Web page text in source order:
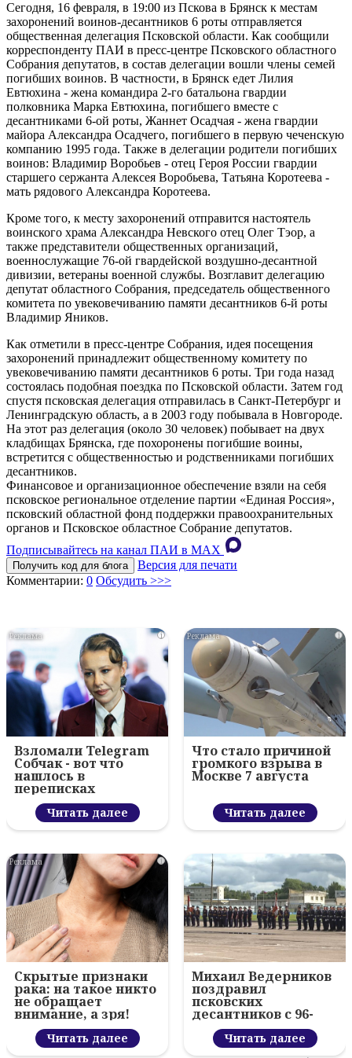
Сегодня, 16 февраля, в 19:00 из Пскова в Брянск к местам
захоронений воинов-десантников 6 роты отправляется
общественная делегация Псковской области. Как сообщили
корреспонденту ПАИ в пресс-центре Псковского областного
Собрания депутатов, в состав делегации вошли члены семей
погибших воинов. В частности, в Брянск едет Лилия
Евтюхина - жена командира 2-го батальона гвардии
полковника Марка Евтюхина, погибшего вместе с
десантниками 6-ой роты, Жаннет Осадчая - жена гвардии
майора Александра Осадчего, погибшего в первую чеченскую
компанию 1995 года. Также в делегации родители погибших
воинов: Владимир Воробьев - отец Героя России гвардии
старшего сержанта Алексея Воробьева, Татьяна Коротеева -
мать рядового Александра Коротеева.
Кроме того, к месту захоронений отправится настоятель
воинского храма Александра Невского отец Олег Тэор, а
также представители общественных организаций,
военнослужащие 76-ой гвардейской воздушно-десантной
дивизии, ветераны военной службы. Возглавит делегацию
депутат областного Собрания, председатель общественного
комитета по увековечиванию памяти десантников 6-й роты
Владимир Яников.
Как отметили в пресс-центре Собрания, идея посещения
захоронений принадлежит общественному комитету по
увековечиванию памяти десантников 6 роты. Три года назад
состоялась подобная поездка по Псковской области. Затем год
спустя псковская делегация отправилась в Санкт-Петербург и
Ленинградскую область, а в 2003 году побывала в Новгороде.
На этот раз делегация (около 30 человек) побывает на двух
кладбищах Брянска, где похоронены погибшие воины,
встретится с общественностью и родственниками погибших
десантников.
Финансовое и организационное обеспечение взяли на себя
псковское региональное отделение партии «Единая Россия»,
псковский областной фонд поддержки правоохранительных
органов и Псковское областное Собрание депутатов.
Подписывайтесь на канал ПАИ в MAХ
Получить код для блога
Версия для печати
Комментарии: 0 Обсудить >>>
i
Взломали Telegram
Собчак - вот что
нашлось в
переписках
Читать далее
i
Что стало причиной
громкого взрыва в
Москве 7 августа
Читать далее
i
Скрытые признаки
рака: на такое никто
не обращает
внимание, а зря!
Читать далее
Михаил Ведерников
поздравил
псковских
десантников с 96-
летием ВДВ и
вручил награды
Читать далее